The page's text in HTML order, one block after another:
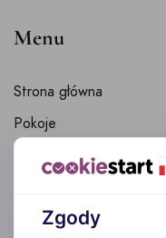
Menu
Strona główna
Pokoje
Biała Akacja –
Atrakcje turystyczne
Zgody